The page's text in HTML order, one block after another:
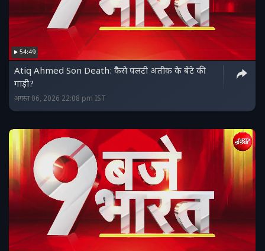
54:49
Atiq Ahmed Son Death: कैसे पलटी अतीक के बेटे की
गाड़ी?
अगस्त 06, 2026 22:08 pm IST